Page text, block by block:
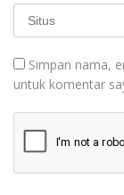
Simpan nama,
untuk komentar